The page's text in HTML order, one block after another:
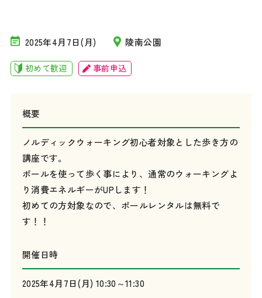
2025年4月7日(月) 陵南公園
初めて歓迎 事前申込
概要
ノルディックウォーキング初心者対象とした歩き方の
講座です。
ポールを使って歩く事により、通常のウォーキングよ
り消費エネルギーがUPします！
初めての方対象なので、ポールレンタルは無料で
す！！
開催日時
2025年4月7日(月) 10:30～11:30